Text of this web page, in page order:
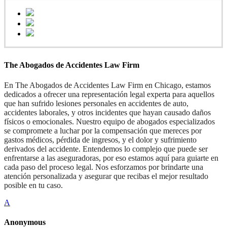
The Abogados de Accidentes Law Firm
En The Abogados de Accidentes Law Firm en Chicago, estamos
dedicados a ofrecer una representación legal experta para aquellos
que han sufrido lesiones personales en accidentes de auto,
accidentes laborales, y otros incidentes que hayan causado daños
físicos o emocionales. Nuestro equipo de abogados especializados
se compromete a luchar por la compensación que mereces por
gastos médicos, pérdida de ingresos, y el dolor y sufrimiento
derivados del accidente. Entendemos lo complejo que puede ser
enfrentarse a las aseguradoras, por eso estamos aquí para guiarte en
cada paso del proceso legal. Nos esforzamos por brindarte una
atención personalizada y asegurar que recibas el mejor resultado
posible en tu caso.
A
Anonymous